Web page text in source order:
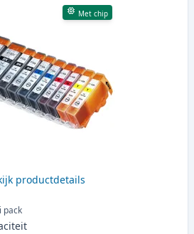
Met chip
productdetails
pack